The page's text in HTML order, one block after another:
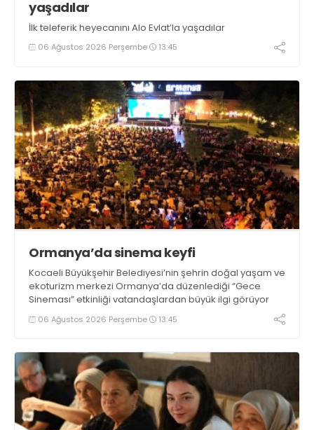
yaşadılar
İlk teleferik heyecanını Alo Evlat’la yaşadılar
06 Ağustos 2026 Perşembe 13:45
Ormanya’da sinema keyfi
Kocaeli Büyükşehir Belediyesi’nin şehrin doğal yaşam ve
ekoturizm merkezi Ormanya’da düzenlediği “Gece
Sineması” etkinliği vatandaşlardan büyük ilgi görüyor
06 Ağustos 2026 Perşembe 13:45